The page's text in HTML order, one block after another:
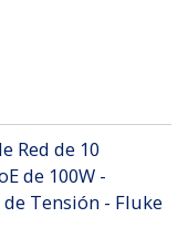
Red de 10
de 100W -
Tensión - Fluke